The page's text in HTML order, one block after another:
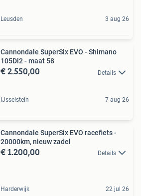
Leusden 3 aug 26
Cannondale SuperSix EVO - Shimano
105Di2 - maat 58
€ 2.550,00 Details
IJsselstein 7 aug 26
Cannondale SuperSix EVO racefiets -
20000km, nieuw zadel
€ 1.200,00 Details
Harderwijk 22 jul 26